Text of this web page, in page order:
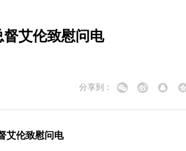
艾伦致慰问电
分享到：
艾伦致慰问电